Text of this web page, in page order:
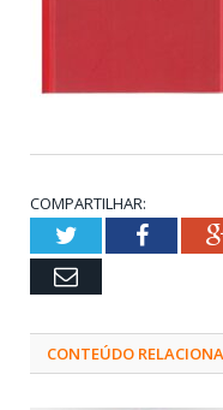
COMPARTILHAR:
Twitter
Email
CONTEÚDO